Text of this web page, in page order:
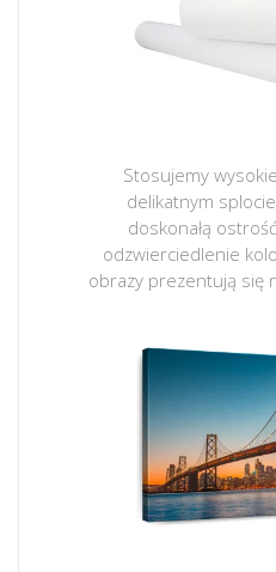
Stosujemy
delikatnym
doskonałą
odzwierciedlenie
obrazy prezentują się